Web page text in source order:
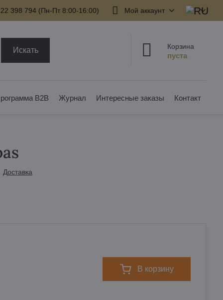
398 794​ (Пн-Пт 8:00-16:00) Мой аккаунт
Искать Корзина
B2B Журнал Интересные заказы Контакт
Доставка
в корзину